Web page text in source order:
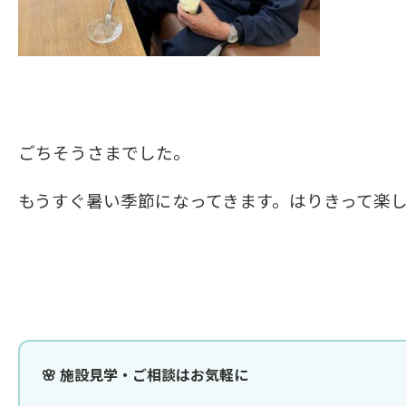
ごちそうさまでした。
もうすぐ暑い季節になってきます。はりきって楽
🌸 施設見学・ご相談はお気軽に